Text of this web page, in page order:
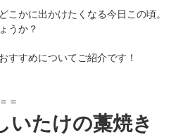
こかに出かけたくなる今日この頃。
うか？
すすめについてご紹介です！
＝
いたけの藁焼き